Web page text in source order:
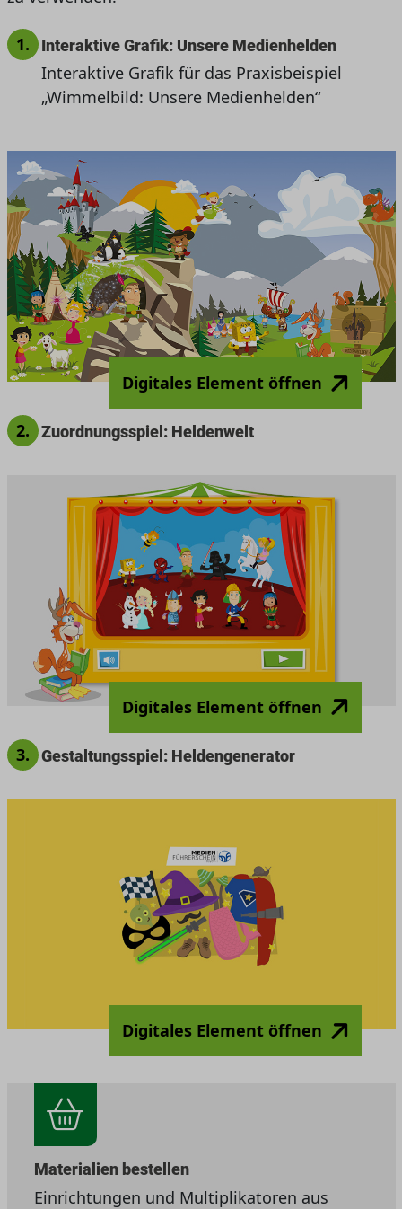
1. Interaktive Grafik: Unsere Medienhelden
Interaktive Grafik für das Praxisbeispiel
„Wimmelbild: Unsere Medienhelden“
Digitales Element öffnen
2. Zuordnungsspiel: Heldenwelt
Digitales Element öffnen
3. Gestaltungsspiel: Heldengenerator
Digitales Element öffnen
Materialien bestellen
Einrichtungen und Multiplikatoren aus